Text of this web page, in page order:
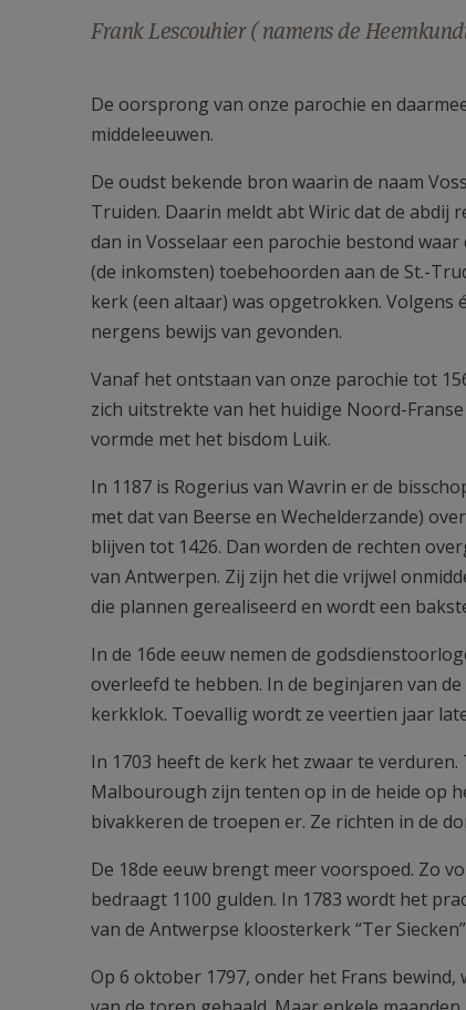
Frank Lescouhier ( namens de
De oorsprong van onze parochie en
middeleeuwen.
De oudst bekende bron waarin de naam
Truiden. Daarin meldt abt Wiric dat de abdij
dan in Vosselaar een parochie bestond
(de inkomsten) toebehoorden aan de St.-
kerk (een altaar) was opgetrokken. Volgens
nergens bewijs van gevonden.
Vanaf het ontstaan van onze parochie tot
zich uitstrekte van het huidige Noord-
vormde met het bisdom Luik.
In 1187 is Rogerius van Wavrin er de
met dat van Beerse en Wechelderzande)
blijven tot 1426. Dan worden de rechten
van Antwerpen. Zij zijn het die vrijwel
die plannen gerealiseerd en wordt een
In de 16de eeuw nemen de
overleefd te hebben. In de beginjaren van
kerkklok. Toevallig wordt ze veertien jaar
In 1703 heeft de kerk het zwaar te
Malbourough zijn tenten op in de heide op
bivakkeren de troepen er. Ze richten in de
De 18de eeuw brengt meer voorspoed. Zo
bedraagt 1100 gulden. In 1783 wordt het
van de Antwerpse kloosterkerk “Ter
Op 6 oktober 1797, onder het Frans